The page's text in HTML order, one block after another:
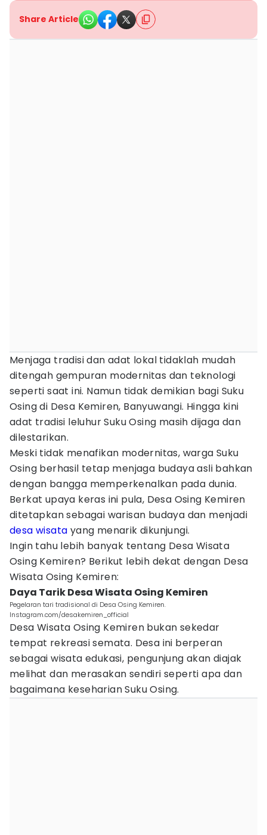
Share Article
Menjaga tradisi dan adat lokal tidaklah mudah
ditengah gempuran modernitas dan teknologi
seperti saat ini. Namun tidak demikian bagi Suku
Osing di Desa Kemiren, Banyuwangi. Hingga kini
adat tradisi leluhur Suku Osing masih dijaga dan
dilestarikan.
Meski tidak menafikan modernitas, warga Suku
Osing berhasil tetap menjaga budaya asli bahkan
dengan bangga memperkenalkan pada dunia.
Berkat upaya keras ini pula, Desa Osing Kemiren
ditetapkan sebagai warisan budaya dan menjadi
desa wisata yang menarik dikunjungi.
Ingin tahu lebih banyak tentang Desa Wisata
Osing Kemiren? Berikut lebih dekat dengan Desa
Wisata Osing Kemiren:
Daya Tarik Desa Wisata Osing Kemiren
Pegelaran tari tradisional di Desa Osing Kemiren.
Instagram.com/desakemiren_official
Desa Wisata Osing Kemiren bukan sekedar
tempat rekreasi semata. Desa ini berperan
sebagai wisata edukasi, pengunjung akan diajak
melihat dan merasakan sendiri seperti apa dan
bagaimana keseharian Suku Osing.